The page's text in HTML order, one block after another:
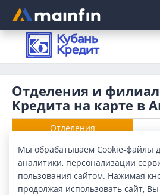
Главное меню
Отделения и
Кредита на карте в
Отделения
Все банки
Город:Анапа
Мы обрабатываем Cookie-файлы
аналитики, персонализации
пользования сайтом. Нажимая
продолжая использовать сайт,